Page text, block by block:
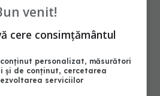
venit!
cere consimțământul
personalizat, măsurători
și de conținut, cercetarea
serviciilor